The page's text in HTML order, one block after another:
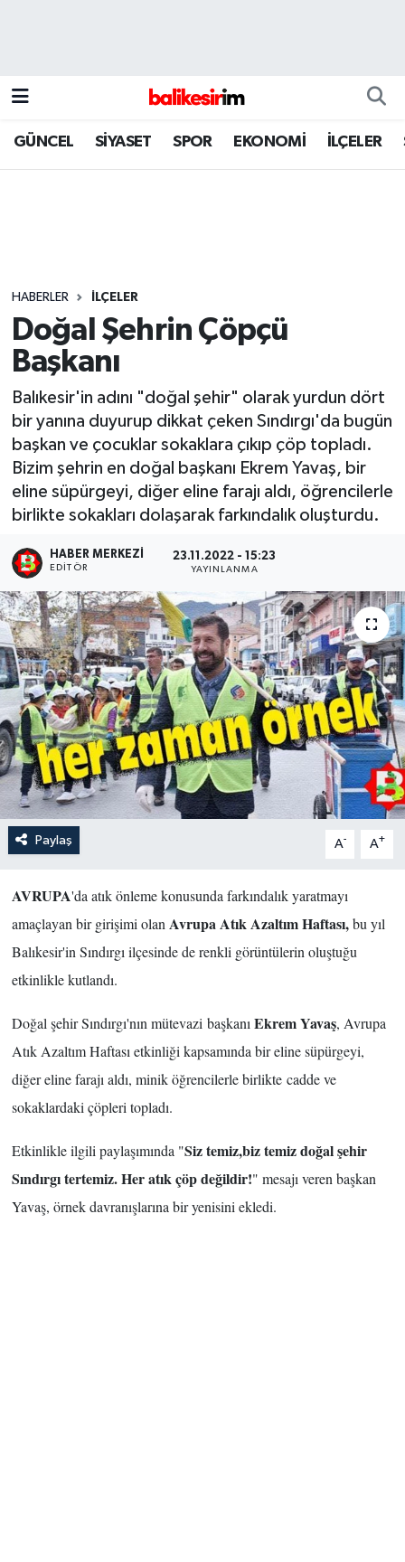
GÜNCEL SİYASET SPOR EKONOMİ İLÇELER
HABERLER İLÇELER
Doğal Şehrin Çöpçü
Başkanı
Balıkesir'in adını "doğal şehir" olarak yurdun dört
bir yanına duyurup dikkat çeken Sındırgı'da bugün
başkan ve çocuklar sokaklara çıkıp çöp topladı.
Bizim şehrin en doğal başkanı Ekrem Yavaş, bir
eline süpürgeyi, diğer eline farajı aldı, öğrencilerle
birlikte sokakları dolaşarak farkındalık oluşturdu.
HABER MERKEZI
EDITÖR
23.11.2022 - 15:23
YAYINLANMA
Paylaş A- A+
AVRUPA'da atık önleme konusunda farkındalık yaratmayı
amaçlayan bir girişimi olan Avrupa Atık Azaltım Haftası,bu yıl
Balıkesir'in Sındırgı ilçesinde de renkli görüntülerin oluştuğu
etkinlikle kutlandı.
Doğal şehir Sındırgı'nın mütevazi başkanı Ekrem Yavaş, Avrupa
Atık Azaltım Haftası etkinliği kapsamında bir eline süpürgeyi,
diğer eline farajı aldı, minik öğrencilerle birlikte cadde ve
sokaklardaki çöpleri topladı.
Etkinlikle ilgili paylaşımında "Siz temiz,biz temiz doğal şehir
Sındırgı tertemiz. Her atık çöp değildir!" mesajı veren başkan
Yavaş, örnek davranışlarına bir yenisini ekledi.